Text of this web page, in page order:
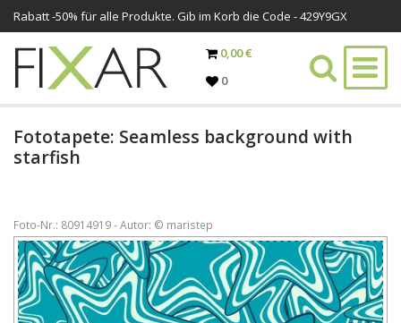
Rabatt -50% für alle Produkte. Gib im Korb die Code - 429Y9GX
0,00 €
0
Fototapete: Seamless background with
starfish
Foto-Nr.: 80914919 - Autor: © maristep